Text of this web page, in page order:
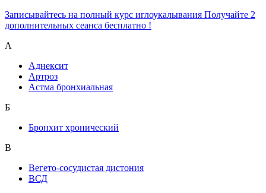
Записывайтесь на полный курс иглоукалывания Получайте 2
дополнительных сеанса бесплатно !
А
Аднексит
Артроз
Астма бронхиальная
Б
Бронхит хронический
В
Вегето-сосудистая дистония
ВСД